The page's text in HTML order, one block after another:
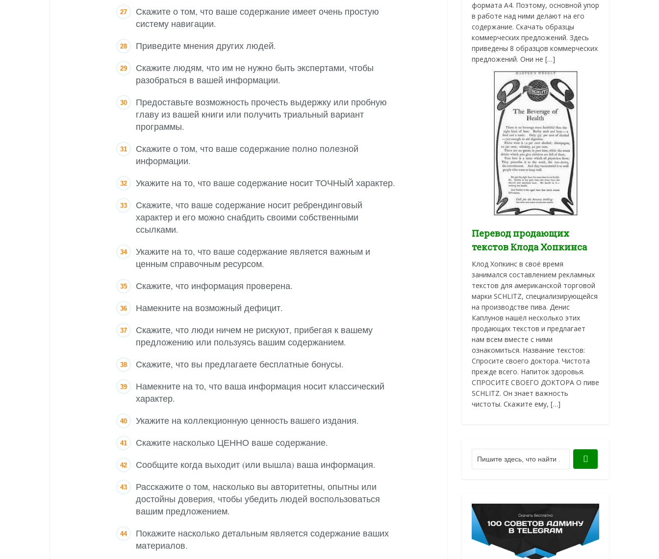
Скажите о том, что ваше содержание имеет очень простую
систему навигации.
Приведите мнения других людей.
Скажите людям, что им не нужно быть экспертами, чтобы
разобраться в вашей информации.
Предоставьте возможность прочесть выдержку или пробную
главу из вашей книги или получить триальный вариант
программы.
Скажите о том, что ваше содержание полно полезной
информации.
Укажите на то, что ваше содержание носит ТОЧНЫЙ характер.
Скажите, что ваше содержание носит ребрендинговый
характер и его можно снабдить своими собственными
ссылками.
Укажите на то, что ваше содержание является важным и
ценным справочным ресурсом.
Скажите, что информация проверена.
Намекните на возможный дефицит.
Скажите, что люди ничем не рискуют, прибегая к вашему
предложению или пользуясь вашим содержанием.
Скажите, что вы предлагаете бесплатные бонусы.
Намекните на то, что ваша информация носит классический
характер.
Укажите на коллекционную ценность вашего издания.
Скажите насколько ЦЕННО ваше содержание.
Сообщите когда выходит (или вышла) ваша информация.
Расскажите о том, насколько вы авторитетны, опытны или
достойны доверия, чтобы убедить людей воспользоваться
вашим предложением.
Покажите насколько детальным является содержание ваших
материалов.
формата А4. Поэтому, основной упор
в работе над ними делают на его
содержание. Скачать образцы
коммерческих предложений. Здесь
приведены 8 образцов коммерческих
предложений. Они не […]
Перевод продающих
текстов Клода Хопкинса
Клод Хопкинс в своё время
занимался составлением рекламных
текстов для американской торговой
марки SCHLITZ, специализирующейся
на производстве пива. Денис
Каплунов нашёл несколько этих
продающих текстов и предлагает
нам всем вместе с ними
ознакомиться. Название текстов:
Спросите своего доктора. Чистота
прежде всего. Напиток здоровья.
СПРОСИТЕ СВОЕГО ДОКТОРА О пиве
SCHLITZ. Он знает важность
чистоты. Скажите ему, […]